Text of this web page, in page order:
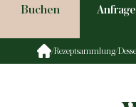
Buchen
/Rezeptsammlung/